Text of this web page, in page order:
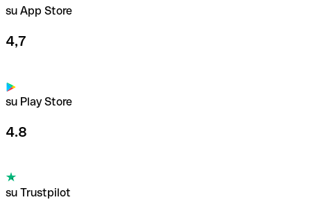
su App Store
4,7
su Play Store
4.8
su Trustpilot